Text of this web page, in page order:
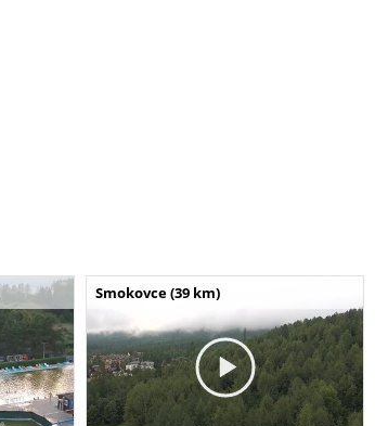
Smokovce (39 km)